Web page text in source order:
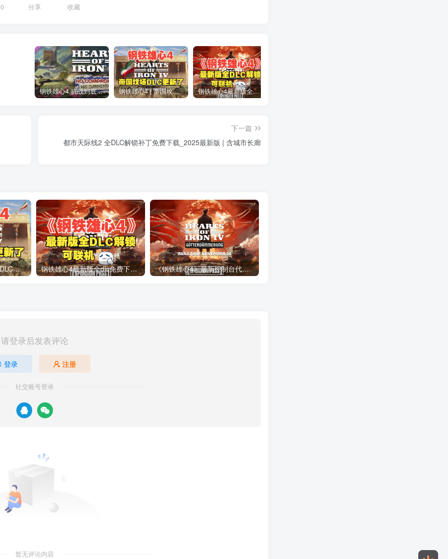
0 分享 收藏
钢铁雄心4 抗战到底全DLC解锁补丁免费分享 1.17最新版2025 钢铁雄心4 | 帝国坟场全DLC解锁补丁免费下载_1.16最新版2025 钢铁雄心4最新版全dlc免费下载1.15.4_以及详细安装教程
下一篇
都市天际线2 全DLC解锁补丁免费下载_2025最新版 | 含城市长廊
钢铁雄心4 | 帝国坟场全DLC解锁补丁免费下载_1.16最新版2025 钢铁雄心4最新版全dlc免费下载1.15.4_以及详细安装教程 《钢铁雄心4》最新控制台代码/作弊码大全汇总 2026最新版
请登录后发表评论
登录 注册
社交账号登录
暂无评论内容